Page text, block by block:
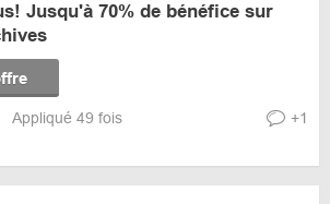
Jusqu'à 70% de bénéfice sur
Appliqué 49 fois +1